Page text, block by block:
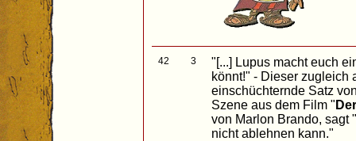
42 3
"[...] Lupus macht euch
könnt!" - Dieser zugleich
einschüchternde Satz
Szene aus dem Film "
von Marlon Brando, sagt
nicht ablehnen kann."